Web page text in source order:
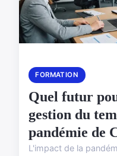
FORMATION
Quel futur
gestion du
pandémie de
L'impact de la